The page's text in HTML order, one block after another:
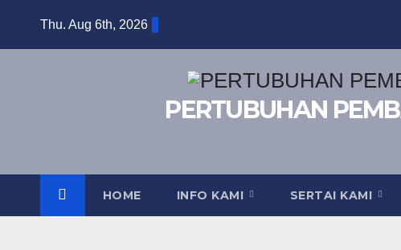
Thu. Aug 6th, 2026
PERTUBUHAN
HOME INFO KAMI SERTAI KAMI